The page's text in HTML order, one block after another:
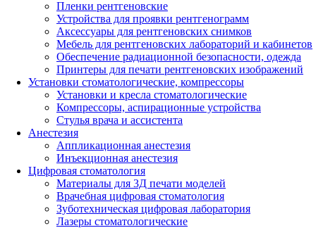
Пленки рентгеновские
Устройства для проявки рентгенограмм
Аксессуары для рентгеновских снимков
Мебель для рентгеновских лабораторий и кабинетов
Обеспечение радиационной безопасности, одежда
Принтеры для печати рентгеновских изображений
Установки стоматологические, компрессоры
Установки и кресла стоматологические
Компрессоры, аспирационные устройства
Стулья врача и ассистента
Анестезия
Аппликационная анестезия
Инъекционная анестезия
Цифровая стоматология
Материалы для 3Д печати моделей
Врачебная цифровая стоматология
Зуботехническая цифровая лаборатория
Лазеры стоматологические